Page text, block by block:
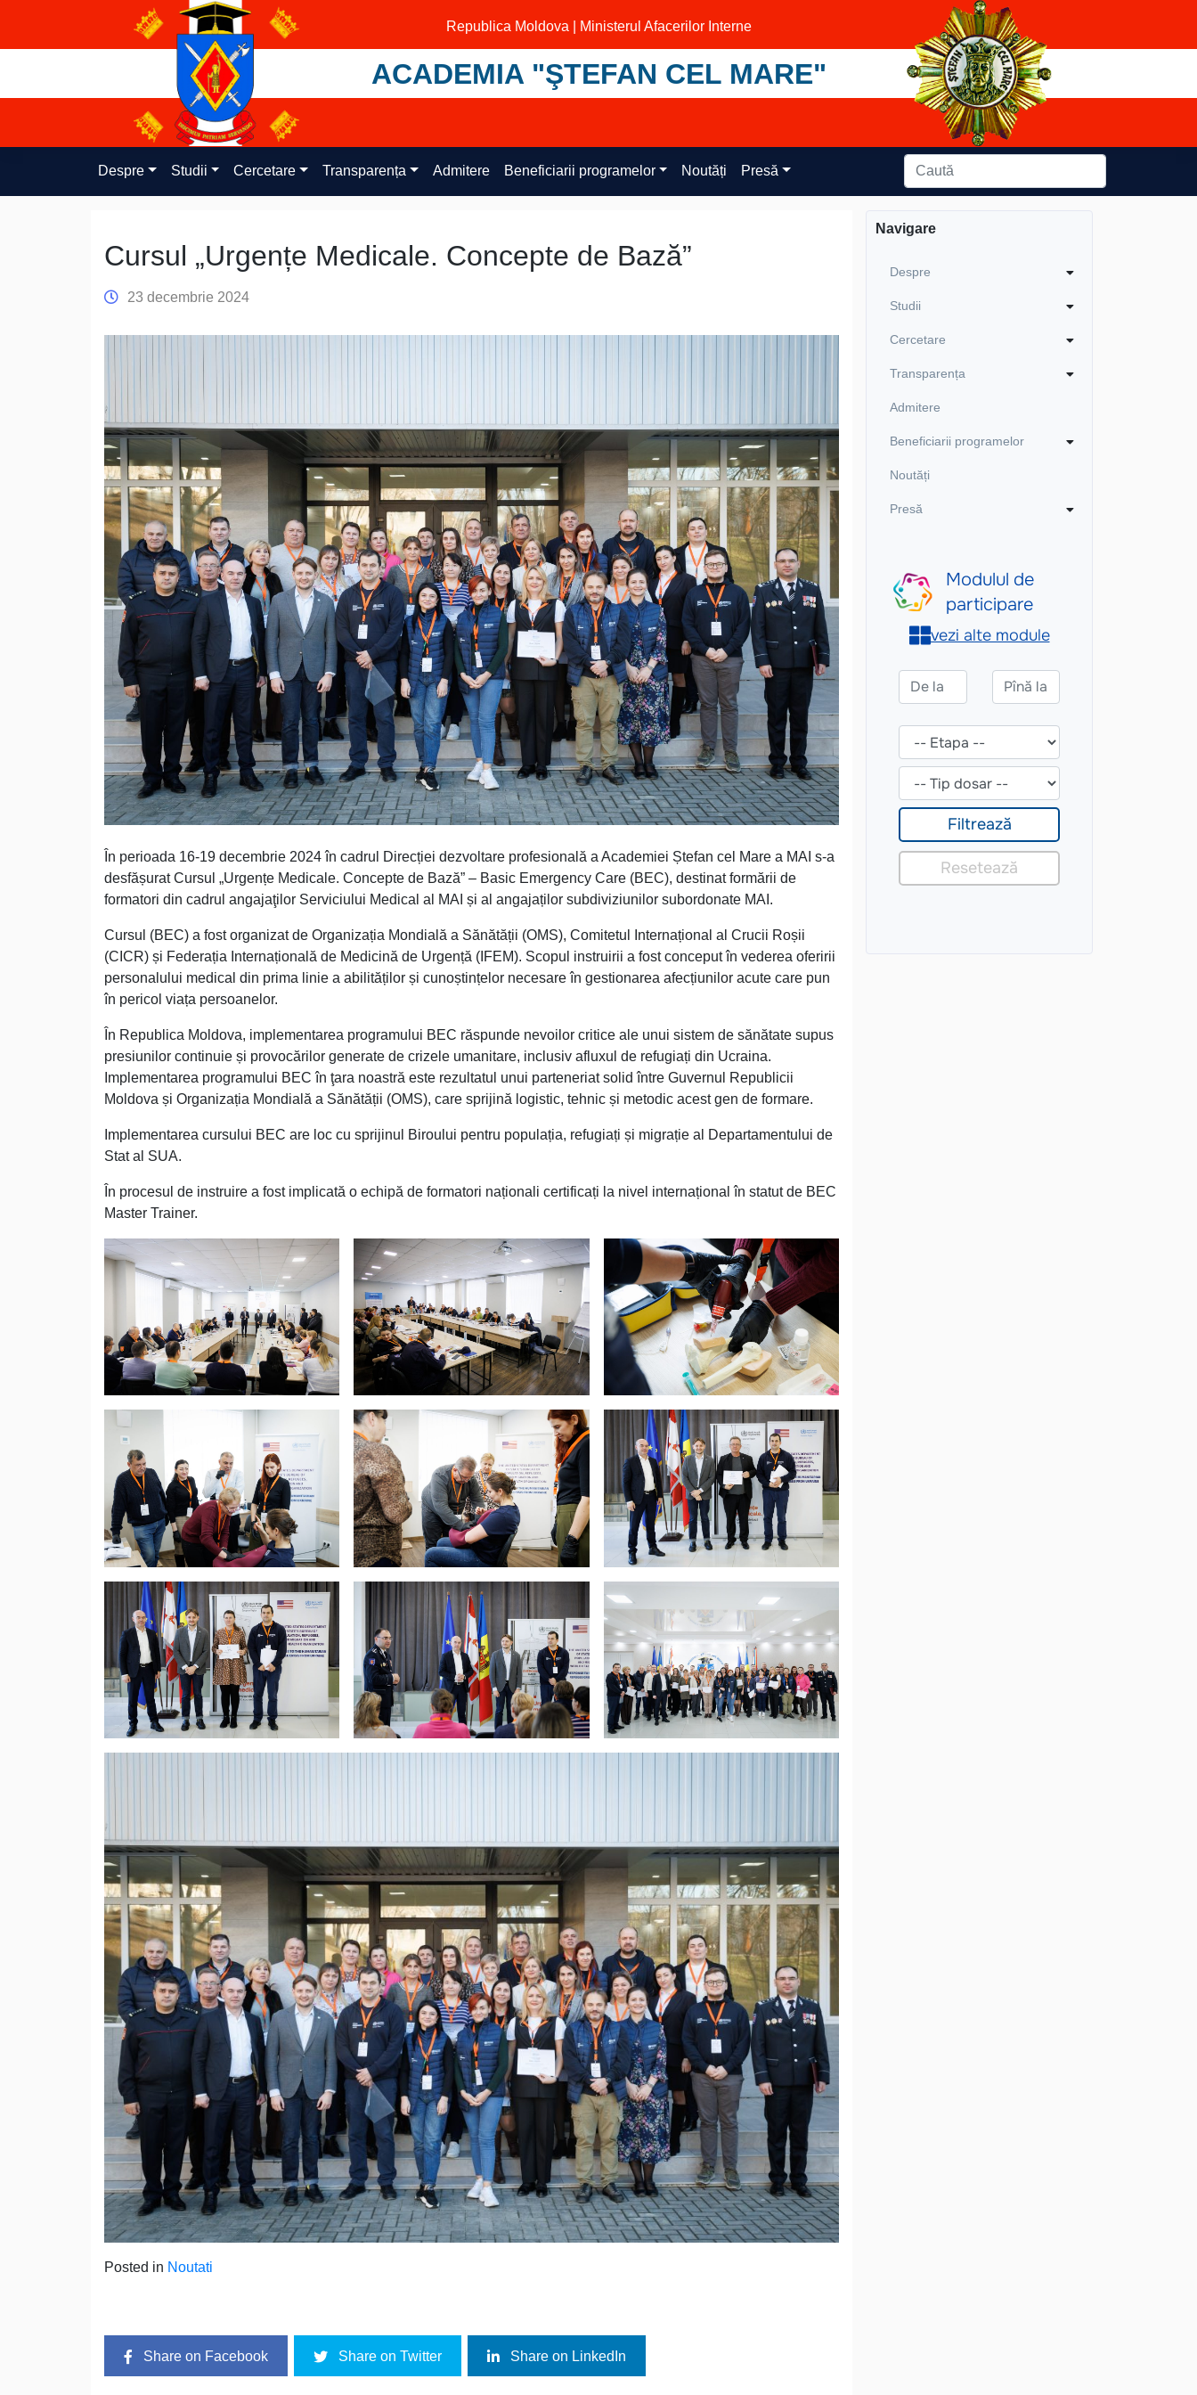
content
Republica Moldova | Ministerul Afacerilor Interne
ACADEMIA "ŞTEFAN CEL MARE"
Despre Studii Cercetare Transparența Admitere Beneficiarii programelor Noutăți Presă
Cursul „Urgențe Medicale. Concepte de Bază”
23 decembrie 2024
În perioada 16-19 decembrie 2024 în cadrul Direcției dezvoltare profesională a Academiei Ștefan cel Mare a MAI s-a
desfășurat Cursul „Urgențe Medicale. Concepte de Bază” – Basic Emergency Care (BEC), destinat formării de
formatori din cadrul angajaţilor Serviciului Medical al MAI și al angajaților subdiviziunilor subordonate MAI.
Cursul (BEC) a fost organizat de Organizația Mondială a Sănătății (OMS), Comitetul Internațional al Crucii Roșii
(CICR) și Federația Internațională de Medicină de Urgență (IFEM). Scopul instruirii a fost conceput în vederea oferirii
personalului medical din prima linie a abilităților și cunoștințelor necesare în gestionarea afecțiunilor acute care pun
în pericol viața persoanelor.
În Republica Moldova, implementarea programului BEC răspunde nevoilor critice ale unui sistem de sănătate supus
presiunilor continuie și provocărilor generate de crizele umanitare, inclusiv afluxul de refugiați din Ucraina.
Implementarea programului BEC în ţara noastră este rezultatul unui parteneriat solid între Guvernul Republicii
Moldova și Organizația Mondială a Sănătății (OMS), care sprijină logistic, tehnic și metodic acest gen de formare.
Implementarea cursului BEC are loc cu sprijinul Biroului pentru populația, refugiați și migrație al Departamentului de
Stat al SUA.
În procesul de instruire a fost implicată o echipă de formatori naționali certificați la nivel internațional în statut de BEC
Master Trainer.
Posted in Noutati
Share on Facebook Share on Twitter Share on LinkedIn
Navigare
Despre
Studii
Cercetare
Transparența
Admitere
Beneficiarii programelor
Noutăți
Presă